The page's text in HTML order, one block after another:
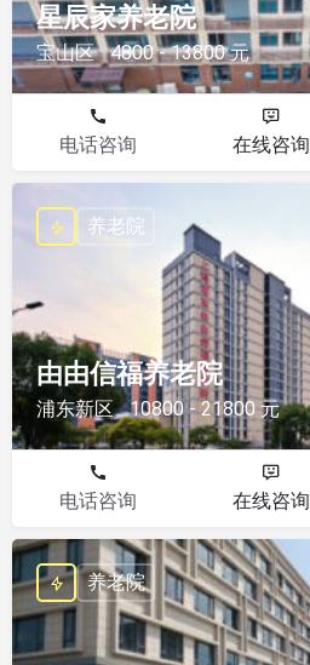
星辰家养老院
宝山区 4800 - 13800 元
电话咨询 在线咨询
由由信福养老院
浦东新区 10800 - 21800 元
养老院
电话咨询 在线咨询
养老院